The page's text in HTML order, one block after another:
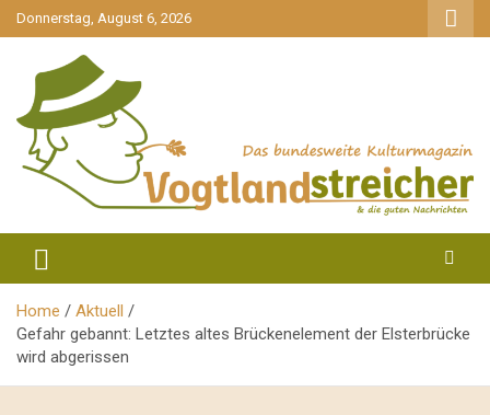
gehe
zum
Donnerstag, August 6, 2026
Vogtlandstreicher
Home
Aktuell
Gefahr gebannt: Letztes altes Brückenelement der Elsterbrücke
wird abgerissen